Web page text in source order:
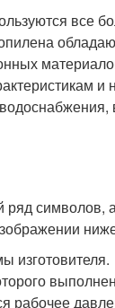
все
изготовителя.
рабочее